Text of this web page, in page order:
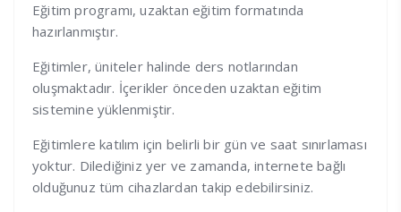
Eğitim programı, uzaktan eğitim formatında
hazırlanmıştır.
Eğitimler, üniteler halinde ders notlarından
oluşmaktadır. İçerikler önceden uzaktan eğitim
sistemine yüklenmiştir.
Eğitimlere katılım için belirli bir gün ve saat sınırlaması
yoktur. Dilediğiniz yer ve zamanda, internete bağlı
olduğunuz tüm cihazlardan takip edebilirsiniz.